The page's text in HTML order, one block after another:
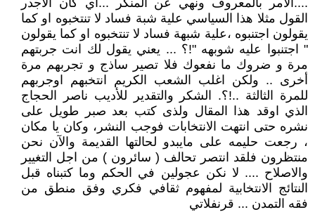
....الامر بالمعروف ونهي عن المنكر ...اي كان الاجدر
القول مثلا هذا السياسي علية شبة فساد لا تنتخبوه او كما
يقولون اجتنبوه ،علية ‏شبهة فساد لا تنتخبوه او كما يقولون
" اجتنبوا عليه شوبهه "!؟ ... يعني يقول لك انت جربتهم
مرة و ضروك ما نفعوك فلا تصير ساذج و تجربهم مرة
أخرى .. ولكن اغلب الشعب الكريم انتخبهم اوجربهم
للمرة الثالثة ..!؟. الشكر والتقدير للأديب ناصر الحجاج
الذي اوقد هذا المقال ولذى كتب بعد صبر طويل على
نشره حتى انتهت الانتخابات فوجب النشر، وكان يا مكان
، رجعت حليمه على مايبدو لحالتها القديمة والآن نحن
منتظرون فلقد انتصر تحالف ( سائرون ) من اجل التغيير
والاصلاح .... لا نكن عجولين في الحكم وما كتبناه قبل
النتائج الانتخابية لمفهوم ثقافي فكري وفق منطق من
فقه التمدن ... قرنفلاتي